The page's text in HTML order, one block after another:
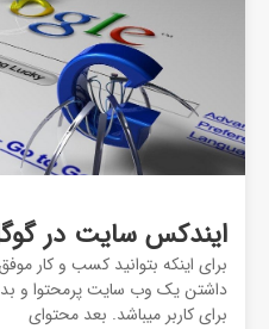
ایندکس سایت در
برای اینکه بتوانید کسب و کار
داشتن یک وب سایت پرمحتوا و
برای کاربر میباشد. بعد محتوای